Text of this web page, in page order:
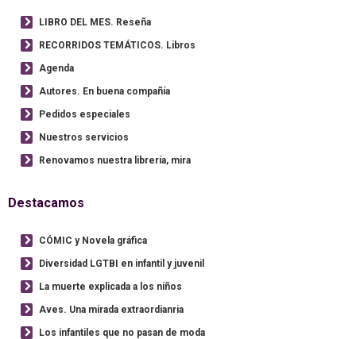
LIBRO DEL MES. Reseña
RECORRIDOS TEMÁTICOS. Libros
Agenda
Autores. En buena compañía
Pedidos especiales
Nuestros servicios
Renovamos nuestra librería, mira
Destacamos
CÓMIC y Novela gráfica
Diversidad LGTBI en infantil y juvenil
La muerte explicada a los niños
Aves. Una mirada extraordianria
Los infantiles que no pasan de moda